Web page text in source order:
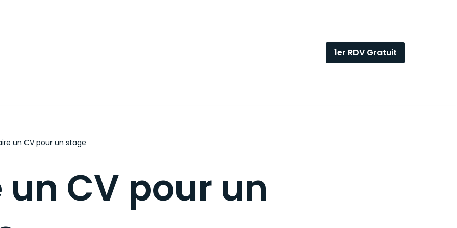
1er RDV Gratuit
un CV pour un stage
un CV pour un